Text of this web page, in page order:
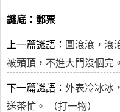
謎底：郵票
上一篇謎語： 圓滾滾，滾
被頭頂，不進大門沒個完
下一篇謎語： 外表冷冰冰
送茶忙。 （打一物）